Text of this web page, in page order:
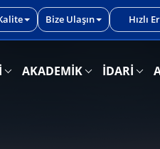
AKADEMİK İDARİ
Bize Ulaşın Hızlı